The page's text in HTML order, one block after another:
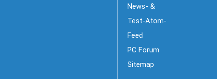
News- &
Test-Atom-
Feed
PC Forum
Sitemap